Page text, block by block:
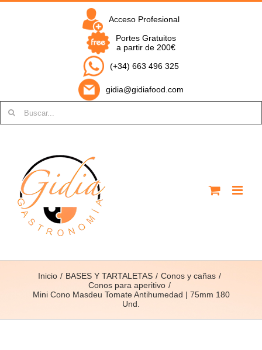
Saltar
Acceso Profesional
Portes Gratuitos
a partir de 200€
(+34) 663 496 325
gidia@gidiafood.com
Inicio BASES Y TARTALETAS
Conos y cañas
Conos para aperitivo
Mini Cono Masdeu Tomate Antihumedad | 75mm 180
Und.